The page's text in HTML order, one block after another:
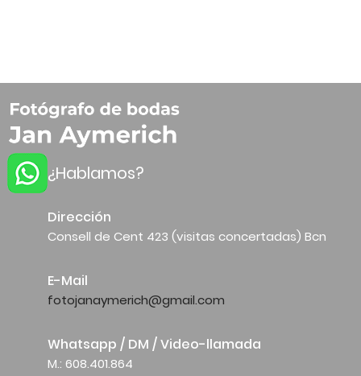
¿Hablamos?
Dirección
Consell de Cent 423 (visitas concertadas) Bcn
E-Mail
fotojanaymerich@gmail.com
Whatsapp / DM / Video-llamada
M.: 608.401.864